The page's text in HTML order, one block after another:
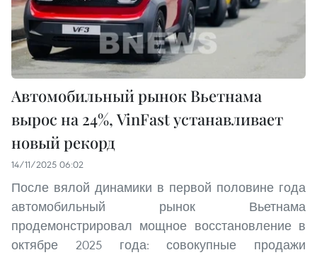
Автомобильный рынок Вьетнама
вырос на 24%, VinFast устанавливает
новый рекорд
14/11/2025 06:02
После вялой динамики в первой половине года
автомобильный рынок Вьетнама
продемонстрировал мощное восстановление в
октябре 2025 года: совокупные продажи